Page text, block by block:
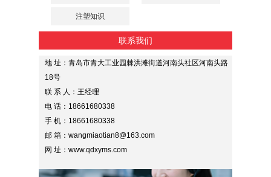
注塑知识
联系我们
地 址：青岛市青大工业园棘洪滩街道河南头社区河南头路
18号
联 系 人：王经理
电 话：18661680338
手 机：18661680338
邮 箱：wangmiaotian8@163.com
网 址：www.qdxyms.com